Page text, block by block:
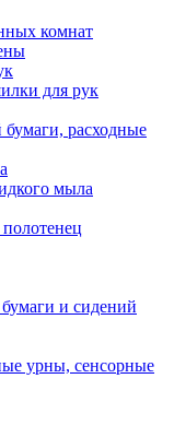
комнат
для рук
расходные
мыла
и сидений
урны, сенсорные